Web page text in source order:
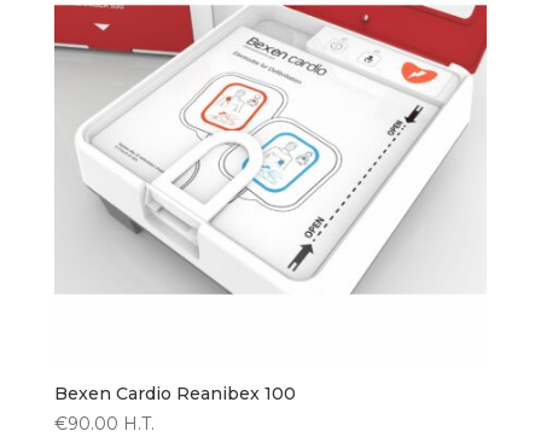
Bexen Cardio Reanibex 100
€90.00 H.T.